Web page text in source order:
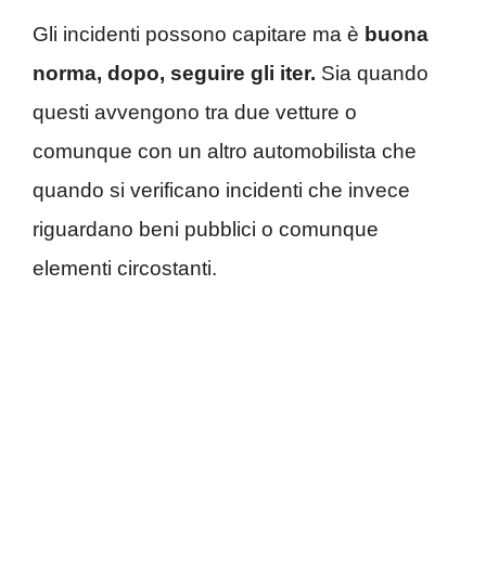
Gli incidenti possono capitare ma è buona
norma, dopo, seguire gli iter. Sia quando
questi avvengono tra due vetture o
comunque con un altro automobilista che
quando si verificano incidenti che invece
riguardano beni pubblici o comunque
elementi circostanti.